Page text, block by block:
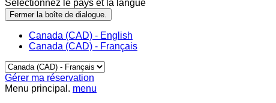
Sélectionnez le pays et la langue
Fermer la boîte de dialogue.
Canada (CAD) - English
Canada (CAD) - Français
Gérer ma réservation
Menu principal. menu